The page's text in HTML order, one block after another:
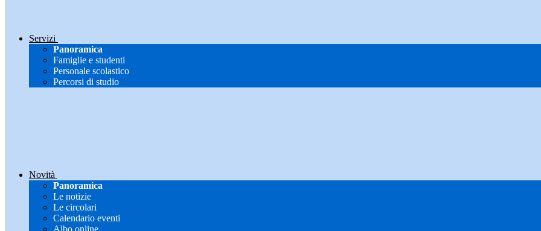
Servizi
Panoramica
Famiglie e studenti
Personale scolastico
Percorsi di studio
Novità
Panoramica
Le notizie
Le circolari
Calendario eventi